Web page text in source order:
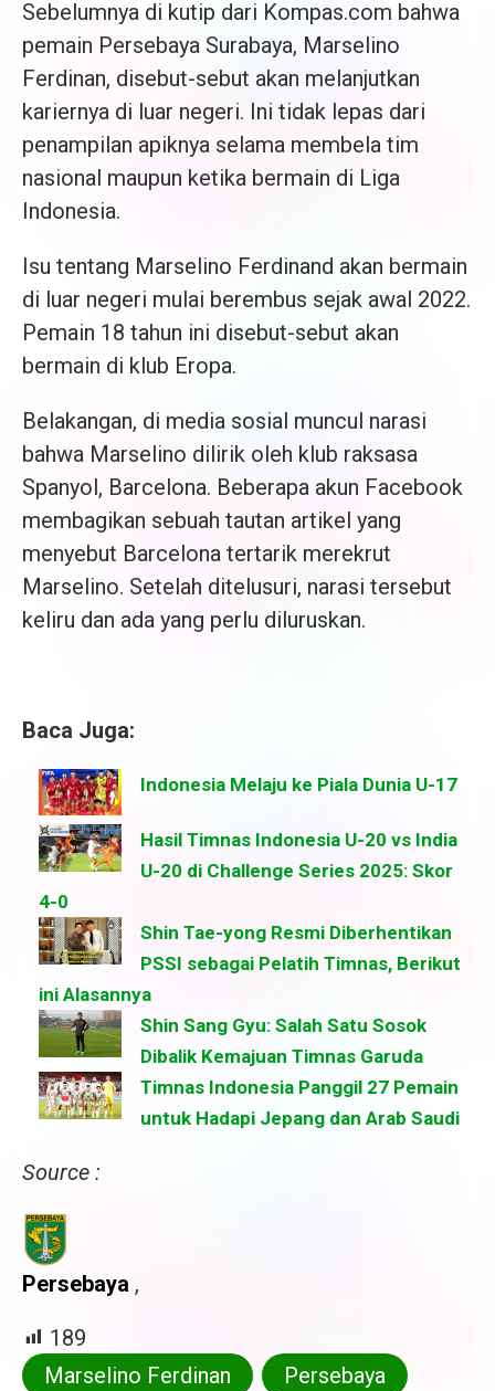
Sebelumnya di kutip dari Kompas.com bahwa
pemain Persebaya Surabaya, Marselino
Ferdinan, disebut-sebut akan melanjutkan
kariernya di luar negeri. Ini tidak lepas dari
penampilan apiknya selama membela tim
nasional maupun ketika bermain di Liga
Indonesia.
Isu tentang Marselino Ferdinand akan bermain
di luar negeri mulai berembus sejak awal 2022.
Pemain 18 tahun ini disebut-sebut akan
bermain di klub Eropa.
Belakangan, di media sosial muncul narasi
bahwa Marselino dilirik oleh klub raksasa
Spanyol, Barcelona. Beberapa akun Facebook
membagikan sebuah tautan artikel yang
menyebut Barcelona tertarik merekrut
Marselino. Setelah ditelusuri, narasi tersebut
keliru dan ada yang perlu diluruskan.
Baca Juga:
Indonesia Melaju ke Piala Dunia U-17
Hasil Timnas Indonesia U-20 vs India
U-20 di Challenge Series 2025: Skor
4-0
Shin Tae-yong Resmi Diberhentikan
PSSI sebagai Pelatih Timnas, Berikut
ini Alasannya
Shin Sang Gyu: Salah Satu Sosok
Dibalik Kemajuan Timnas Garuda
Timnas Indonesia Panggil 27 Pemain
untuk Hadapi Jepang dan Arab Saudi
Source :
Persebaya ,
189
Marselino Ferdinan
Persebaya